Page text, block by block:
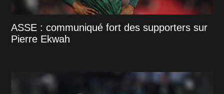
ASSE : communiqué fort des supporters sur
Pierre Ekwah